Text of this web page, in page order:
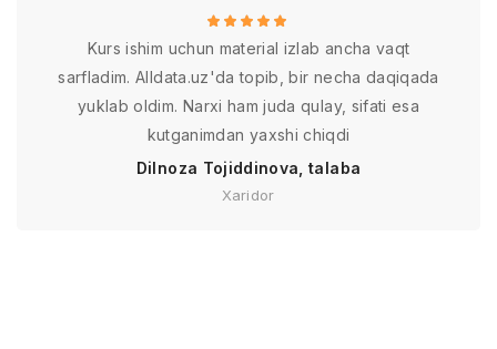
Kurs ishim uchun material izlab ancha vaqt
sarfladim. Alldata.uz'da topib, bir necha daqiqada
yuklab oldim. Narxi ham juda qulay, sifati esa
kutganimdan yaxshi chiqdi
Dilnoza Tojiddinova, talaba
Xaridor